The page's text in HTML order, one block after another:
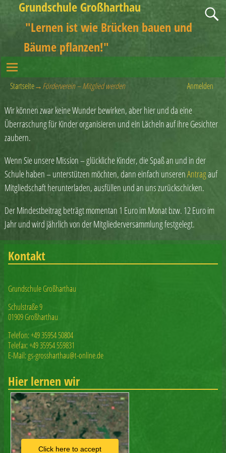
Grundschule Großharthau
"Lernen ist wie Brücken bauen und
Bäume pflanzen!"
Startseite→Förderverein – Mitglied werden Anmelden
Wir können zwar keine Wunder bewirken, aber hier und da eine
Überraschung für Kinder organisieren und ein Lächeln auf ihre Gesichter
zaubern.
Wenn Sie unsere Mission – glückliche Kinder, die Spaß an und in der
Schule haben – unterstützen möchten, dann einfach unserenAntragauf
Mitgliedschaft herunterladen, ausfüllen und an uns zurückschicken.
Der Mindestbeitrag beträgt momentan 1 Euro im Monat bzw. 12 Euro im
Jahr und wird jährlich von der Mitgliederversammlung festgelegt.
Kontakt
Grundschule Großharthau
Schulstraße 9
01909 Großharthau
Telefon: +49 35954 50804
Telefax: +49 35954 559831
E-Mail: gs-grossharthau@t-online.de
Hier lernen wir
Click here to accept